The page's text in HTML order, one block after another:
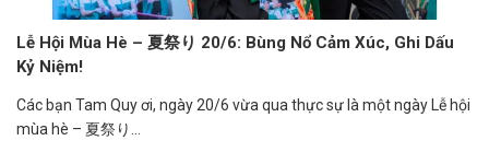
Lễ Hội Mùa Hè – 夏祭り 20/6: Bùng Nổ Cảm Xúc, Ghi Dấu
Kỷ Niệm!
Các bạn Tam Quy ơi, ngày 20/6 vừa qua thực sự là một ngày Lễ hội
mùa hè – 夏祭り...